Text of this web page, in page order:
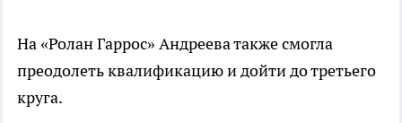
На «Ролан Гаррос» Андреева также смогла
преодолеть квалификацию и дойти до третьего
круга.